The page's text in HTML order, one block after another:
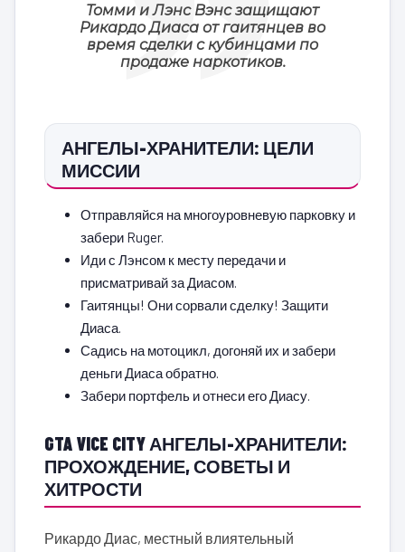
Томми и Лэнс Вэнс защищают
Рикардо Диаса от гаитянцев во
время сделки с кубинцами по
продаже наркотиков.
АНГЕЛЫ-ХРАНИТЕЛИ: ЦЕЛИ
МИССИИ
Отправляйся на многоуровневую парковку и
забери Ruger.
Иди с Лэнсом к месту передачи и
присматривай за Диасом.
Гаитянцы! Они сорвали сделку! Защити
Диаса.
Садись на мотоцикл, догоняй их и забери
деньги Диаса обратно.
Забери портфель и отнеси его Диасу.
GTA VICE CITY АНГЕЛЫ-ХРАНИТЕЛИ:
ПРОХОЖДЕНИЕ, СОВЕТЫ И
ХИТРОСТИ
Рикардо Диас, местный влиятельный